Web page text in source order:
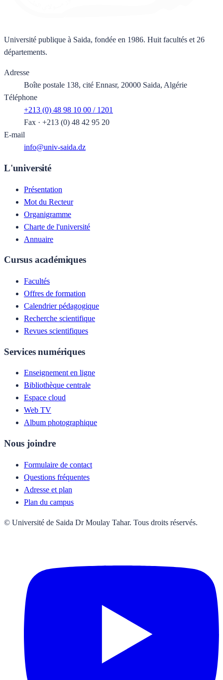
Université publique à Saida, fondée en 1986. Huit facultés et 26
départements.
Adresse
Boîte postale 138, cité Ennasr, 20000 Saida, Algérie
Téléphone
+213 (0) 48 98 10 00 / 1201
Fax · +213 (0) 48 42 95 20
E-mail
info@univ-saida.dz
L'université
Présentation
Mot du Recteur
Organigramme
Charte de l'université
Annuaire
Cursus académiques
Facultés
Offres de formation
Calendrier pédagogique
Recherche scientifique
Revues scientifiques
Services numériques
Enseignement en ligne
Bibliothèque centrale
Espace cloud
Web TV
Album photographique
Nous joindre
Formulaire de contact
Questions fréquentes
Adresse et plan
Plan du campus
© Université de Saida Dr Moulay Tahar. Tous droits réservés.